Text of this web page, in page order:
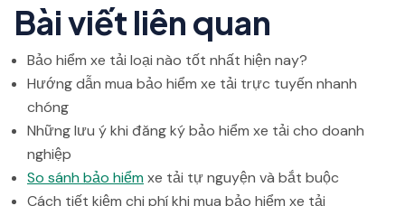
Bài viết liên quan
Bảo hiểm xe tải loại nào tốt nhất hiện nay?
Hướng dẫn mua bảo hiểm xe tải trực tuyến nhanh
chóng
Những lưu ý khi đăng ký bảo hiểm xe tải cho doanh
nghiệp
So sánh bảo hiểmxe tải tự nguyện và bắt buộc
Cách tiết kiệm chi phí khi mua bảo hiểm xe tải